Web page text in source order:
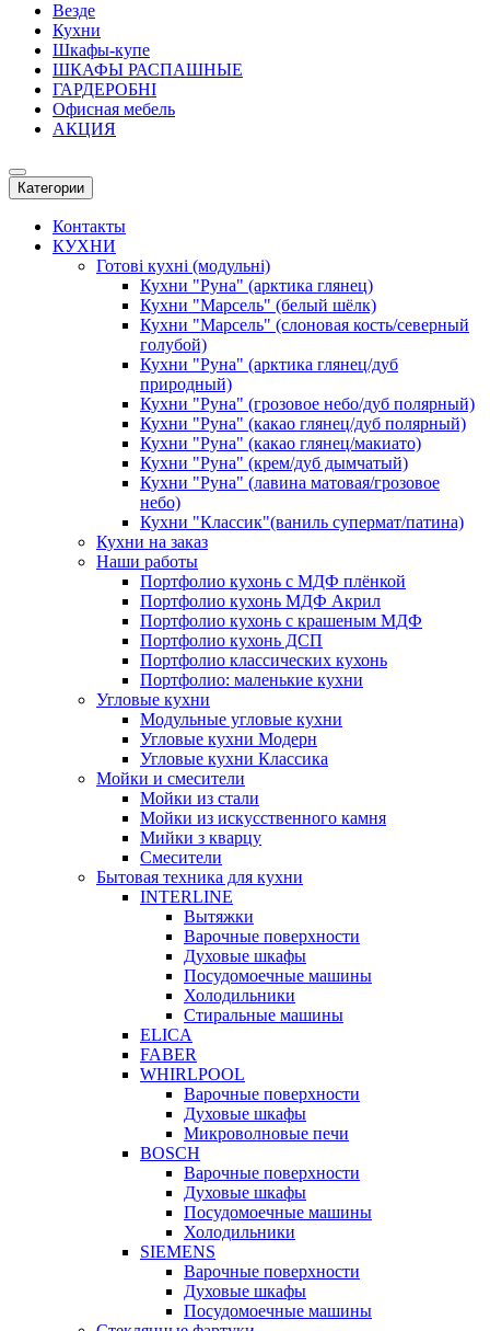
Везде
Кухни
Шкафы-купе
ШКАФЫ РАСПАШНЫЕ
ГАРДЕРОБНІ
Офисная мебель
АКЦИЯ
Категории
Контакты
КУХНИ
Готові кухні (модульні)
Кухни "Руна" (арктика глянец)
Кухни "Марсель" (белый шёлк)
Кухни "Марсель" (слоновая кость/северный
голубой)
Кухни "Руна" (арктика глянец/дуб
природный)
Кухни "Руна" (грозовое небо/дуб полярный)
Кухни "Руна" (какао глянец/дуб полярный)
Кухни "Руна" (какао глянец/макиато)
Кухни "Руна" (крем/дуб дымчатый)
Кухни "Руна" (лавина матовая/грозовое
небо)
Кухни "Классик"(ваниль супермат/патина)
Кухни на заказ
Наши работы
Портфолио кухонь с МДФ плёнкой
Портфолио кухонь МДФ Акрил
Портфолио кухонь с крашеным МДФ
Портфолио кухонь ДСП
Портфолио классических кухонь
Портфолио: маленькие кухни
Угловые кухни
Модульные угловые кухни
Угловые кухни Модерн
Угловые кухни Классика
Мойки и смесители
Мойки из стали
Мойки из искусственного камня
Мийки з кварцу
Смесители
Бытовая техника для кухни
INTERLINE
Вытяжки
Варочные поверхности
Духовые шкафы
Посудомоечные машины
Холодильники
Стиральные машины
ELICA
FABER
WHIRLPOOL
Варочные поверхности
Духовые шкафы
Микроволновые печи
BOSCH
Варочные поверхности
Духовые шкафы
Посудомоечные машины
Холодильники
SIEMENS
Варочные поверхности
Духовые шкафы
Посудомоечные машины